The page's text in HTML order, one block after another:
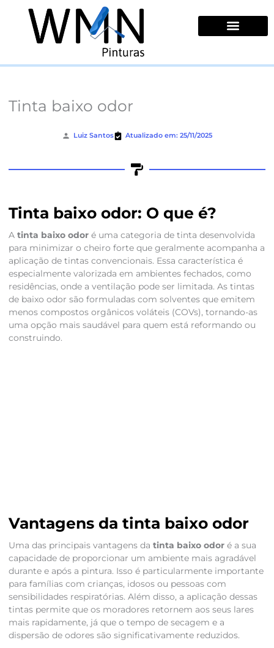
conteúdo
Tinta baixo odor
Luiz Santos Atualizado em: 25/11/2025
Tinta baixo odor: O que é?
A tinta baixo odoré uma categoria de tinta desenvolvida
para minimizar o cheiro forte que geralmente acompanha a
aplicação de tintas convencionais. Essa característica é
especialmente valorizada em ambientes fechados, como
residências, onde a ventilação pode ser limitada. As tintas
de baixo odor são formuladas com solventes que emitem
menos compostos orgânicos voláteis (COVs), tornando-as
uma opção mais saudável para quem está reformando ou
construindo.
Vantagens da tinta baixo odor
Uma das principais vantagens da tinta baixo odoré a sua
capacidade de proporcionar um ambiente mais agradável
durante e após a pintura. Isso é particularmente importante
para famílias com crianças, idosos ou pessoas com
sensibilidades respiratórias. Além disso, a aplicação dessas
tintas permite que os moradores retornem aos seus lares
mais rapidamente, já que o tempo de secagem e a
dispersão de odores são significativamente reduzidos.